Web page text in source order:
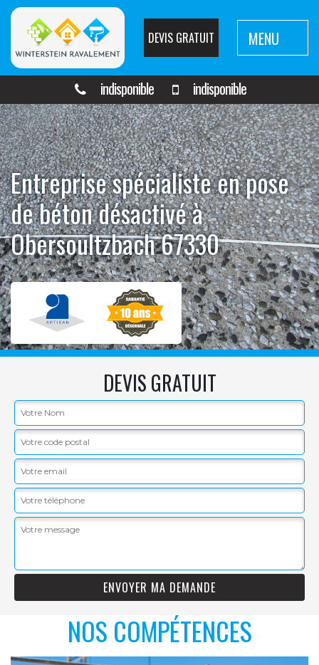
DEVIS GRATUIT MENU
indisponible indisponible
Entreprise spécialiste en pose
de béton désactivé à
Obersoultzbach 67330
DEVIS GRATUIT
NOS COMPÉTENCES